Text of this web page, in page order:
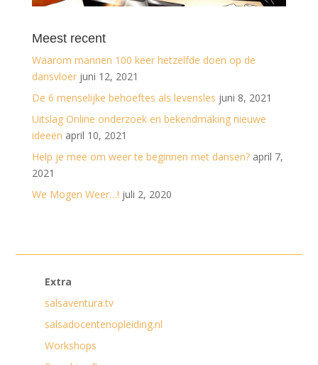
Meest recent
Waarom mannen 100 keer hetzelfde doen op de
dansvloer juni 12, 2021
De 6 menselijke behoeftes als levensles juni 8, 2021
Uitslag Online onderzoek en bekendmaking nieuwe
ideeën april 10, 2021
Help je mee om weer te beginnen met dansen? april 7,
2021
We Mogen Weer…! juli 2, 2020
Extra
salsaventura.tv
salsadocentenopleiding.nl
Workshops